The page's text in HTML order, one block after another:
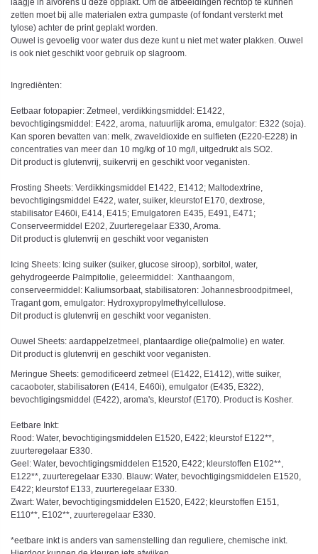
zetten moet bij alle materialen extra gumpaste (of fondant versterkt met
tylose) achter de print geplakt worden.
Ouwel is gevoelig voor water dus deze kunt u niet met water plakken. Ouwel
is ook niet geschikt voor gebruik op slagroom.
Ingrediënten:
Eetbaar fotopapier: Zetmeel, verdikkingsmiddel: E1422,
bevochtigingsmiddel: E422, aroma, natuurlijk aroma, emulgator: E322 (soja).
Kan sporen bevatten van: melk, zwaveldioxide en sulfieten (E220-E228) in
concentraties van meer dan 10 mg/kg of 10 mg/l, uitgedrukt als SO2.
Dit product is glutenvrij, suikervrij en geschikt voor veganisten.
Frosting Sheets: Verdikkingsmiddel E1422, E1412; Maltodextrine,
bevochtigingsmiddel E422, water, suiker, kleurstof E170, dextrose,
stabilisator E460i, E414, E415; Emulgatoren E435, E491, E471;
Conserveermiddel E202, Zuurteregelaar E330, Aroma.
Dit product is glutenvrij en geschikt voor veganisten
Icing Sheets: Icing suiker (suiker, glucose siroop), sorbitol, water,
gehydrogeerde Palmpitolie, geleermiddel: Xanthaangom,
conserveermiddel: Kaliumsorbaat, stabilisatoren: Johannesbroodpitmeel,
Tragant gom, emulgator: Hydroxypropylmethylcellulose.
Dit product is glutenvrij en geschikt voor veganisten.
Ouwel Sheets: aardappelzetmeel, plantaardige olie(palmolie) en water.
Dit product is glutenvrij en geschikt voor veganisten.
Meringue Sheets: gemodificeerd zetmeel (E1422, E1412), witte suiker,
cacaoboter, stabilisatoren (E414, E460i), emulgator (E435, E322),
bevochtigingsmiddel (E422), aroma's, kleurstof (E170). Product is Kosher.
Eetbare Inkt:
Rood: Water, bevochtigingsmiddelen E1520, E422; kleurstof E122**,
zuurteregelaar E330.
Geel: Water, bevochtigingsmiddelen E1520, E422; kleurstoffen E102**,
E122**, zuurteregelaar E330. Blauw: Water, bevochtigingsmiddelen E1520,
E422; kleurstof E133, zuurteregelaar E330.
Zwart: Water, bevochtigingsmiddelen E1520, E422; kleurstoffen E151,
E110**, E102**, zuurteregelaar E330.
*eetbare inkt is anders van samenstelling dan reguliere, chemische inkt.